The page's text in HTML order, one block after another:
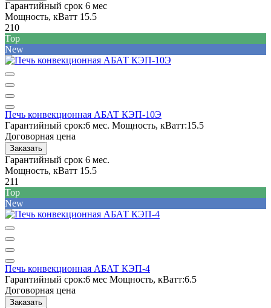
Гарантийный срок 6 мес
Мощность, кВатт 15.5
210
Top
New
Печь конвекционная АБАТ КЭП-10Э
Гарантийный срок:6 мес. Мощность, кВатт:15.5
Договорная цена
Заказать
Гарантийный срок 6 мес.
Мощность, кВатт 15.5
211
Top
New
Печь конвекционная АБАТ КЭП-4
Гарантийный срок:6 мес Мощность, кВатт:6.5
Договорная цена
Заказать